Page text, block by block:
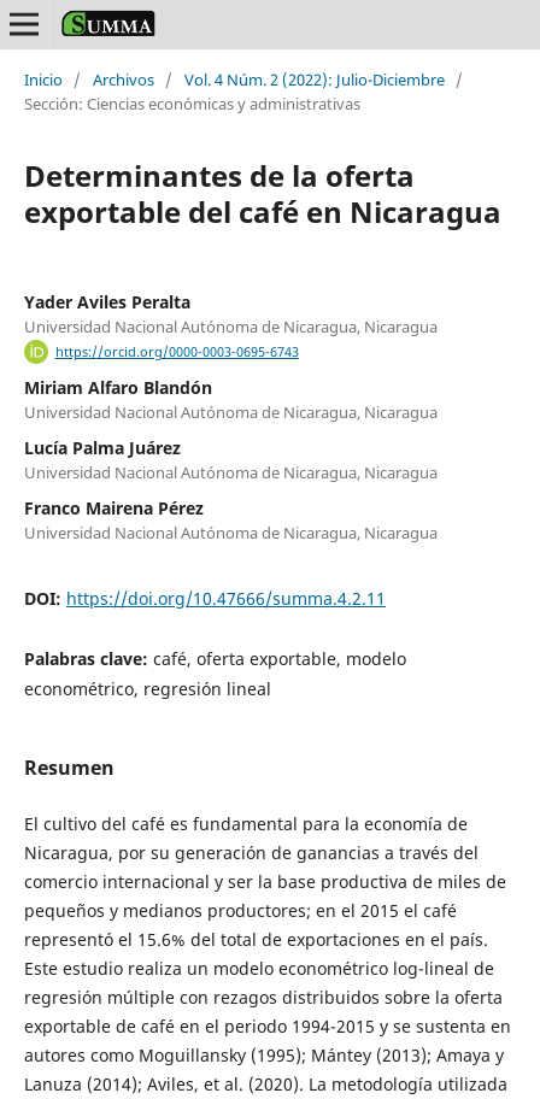
Inicio / Archivos / Vol. 4 Núm. 2 (2022): Julio-Diciembre /
Sección: Ciencias económicas y administrativas
Determinantes de la oferta
exportable del café en Nicaragua
Yader Aviles Peralta
Universidad Nacional Autónoma de Nicaragua, Nicaragua
https://orcid.org/0000-0003-0695-6743
Miriam Alfaro Blandón
Universidad Nacional Autónoma de Nicaragua, Nicaragua
Lucía Palma Juárez
Universidad Nacional Autónoma de Nicaragua, Nicaragua
Franco Mairena Pérez
Universidad Nacional Autónoma de Nicaragua, Nicaragua
DOI: https://doi.org/10.47666/summa.4.2.11
Palabras clave: café, oferta exportable, modelo
econométrico, regresión lineal
Resumen
El cultivo del café es fundamental para la economía de
Nicaragua, por su generación de ganancias a través del
comercio internacional y ser la base productiva de miles de
pequeños y medianos productores; en el 2015 el café
representó el 15.6% del total de exportaciones en el país.
Este estudio realiza un modelo econométrico log-lineal de
regresión múltiple con rezagos distribuidos sobre la oferta
exportable de café en el periodo 1994-2015 y se sustenta en
autores como Moguillansky (1995); Mántey (2013); Amaya y
Lanuza (2014); Aviles, et al. (2020). La metodología utilizada